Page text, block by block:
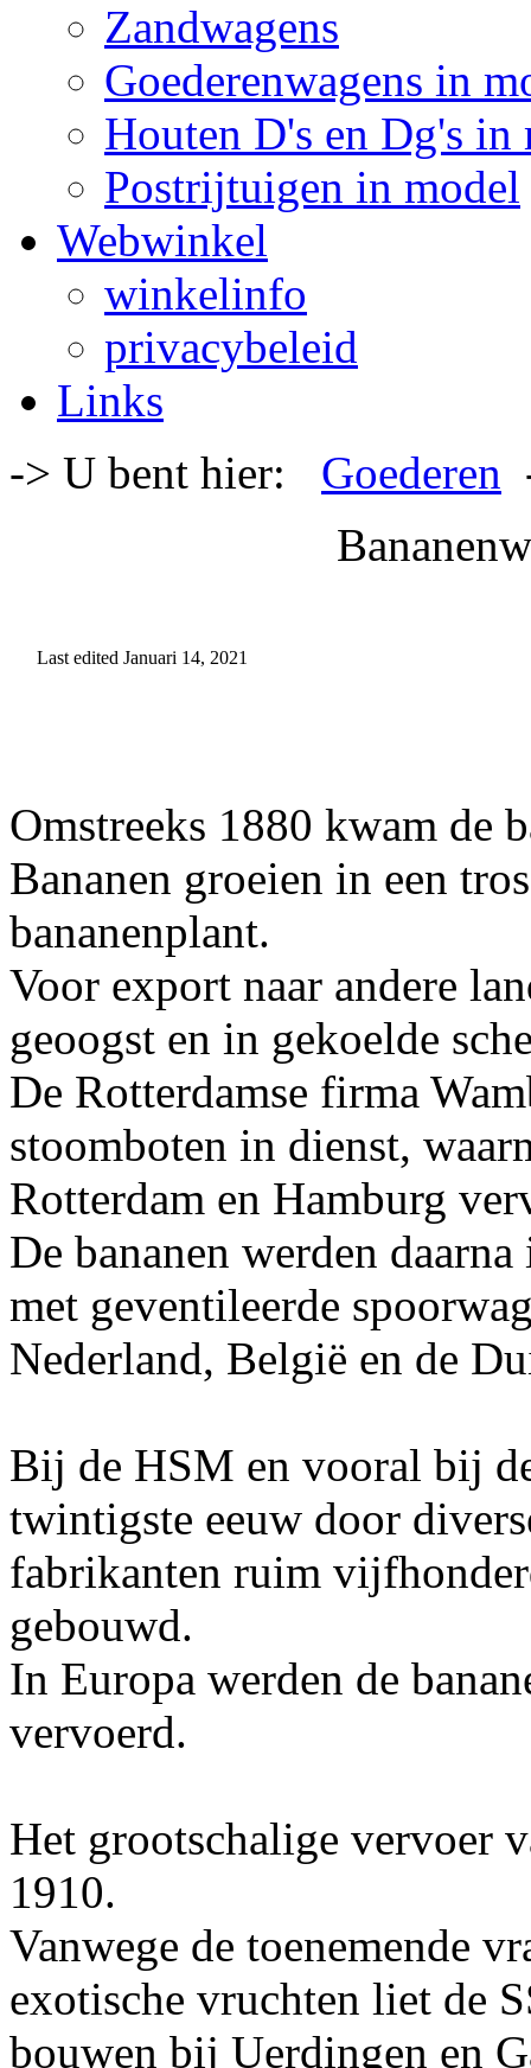
Zandwagens
Goederenwagens in
Houten D's en Dg's in
Postrijtuigen in model
Webwinkel
winkelinfo
privacybeleid
Links
-> U bent hier: Goederen
Last edited Januari 14, 2021
Omstreeks 1880 kwam de
Bananen groeien in een
bananenplant.
Voor export naar andere
geoogst en in gekoelde
De Rotterdamse firma
stoomboten in dienst,
Rotterdam en Hamburg
De bananen werden
met geventileerde
Nederland, België en de
Bij de HSM en vooral bij
twintigste eeuw door
fabrikanten ruim
gebouwd.
In Europa werden de
vervoerd.
Het grootschalige vervoer
1910.
Vanwege de toenemende
exotische vruchten liet de
bouwen bij Uerdingen en